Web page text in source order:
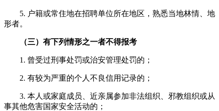
5. 户籍或常住地在招聘单位所在地区，熟悉当地林情、地
形者。
（三）有下列情形之一者不得报考
1. 曾受过刑事处罚或治安管理处罚的；
2. 有较为严重的个人不良信用记录的；
3. 本人或家庭成员、近亲属参加非法组织、邪教组织或从
事其他危害国家安全活动的；